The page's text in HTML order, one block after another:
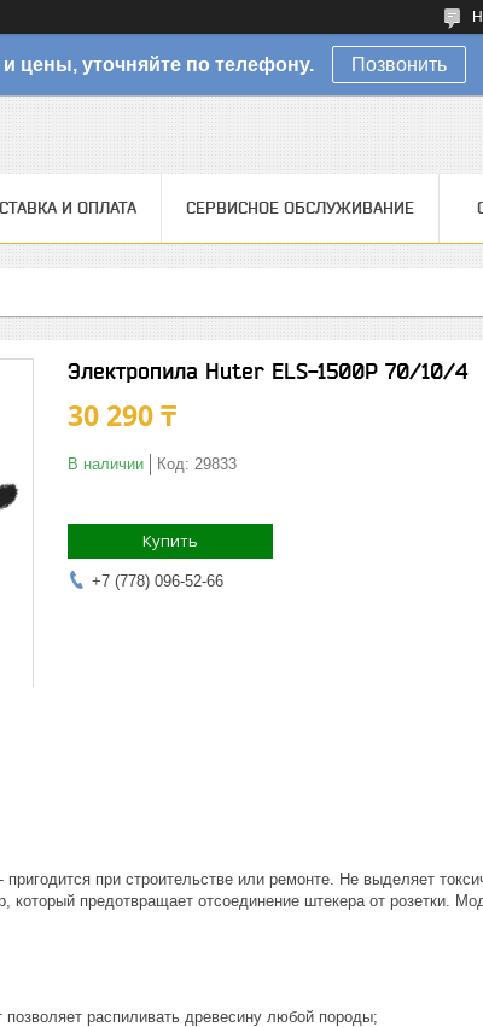
цены, уточняйте по телефону. Позвонить
И ОПЛАТА СЕРВИСНОЕ ОБСЛУЖИВАНИЕ
Электропила Huter ELS-1500P 70/10/4
30 290 ₸
В наличии Код: 29833
Купить
+7 (778) 096-52-66
пригодится при строительстве или ремонте. Не выделяет
который предотвращает отсоединение штекера от розетки.
распиливать древесину любой породы;